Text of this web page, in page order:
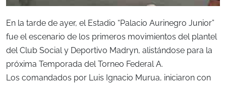
En la tarde de ayer, el Estadio “Palacio Aurinegro Junior”
fue el escenario de los primeros movimientos del plantel
del Club Social y Deportivo Madryn, alistándose para la
próxima Temporada del Torneo Federal A.
Los comandados por Luis Ignacio Murua, iniciaron con